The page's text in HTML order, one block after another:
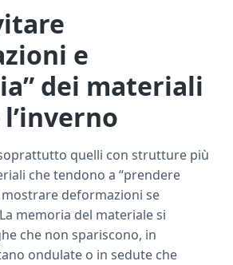
e
dei materiali
quelli con strutture più
che tendono a “prendere
deformazioni se
memoria del materiale si
che non spariscono, in
ondulate o in sedute che